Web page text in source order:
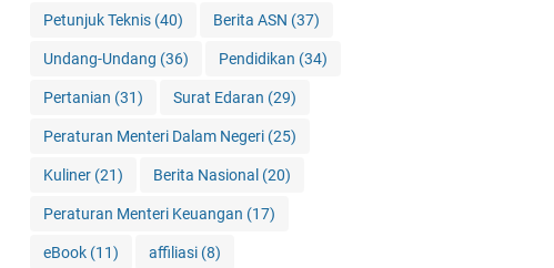
Petunjuk Teknis (40) Berita ASN (37)
Undang-Undang (36) Pendidikan (34)
Pertanian (31) Surat Edaran (29)
Peraturan Menteri Dalam Negeri (25)
Kuliner (21) Berita Nasional (20)
Peraturan Menteri Keuangan (17)
eBook (11) affiliasi (8)